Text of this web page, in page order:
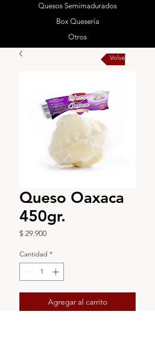
Quesos Semimadurados
Box Quesería
Otros
Queso Oaxaca
450gr.
$ 29.900Precio
Cantidad *
Agregar al carrito
Volver